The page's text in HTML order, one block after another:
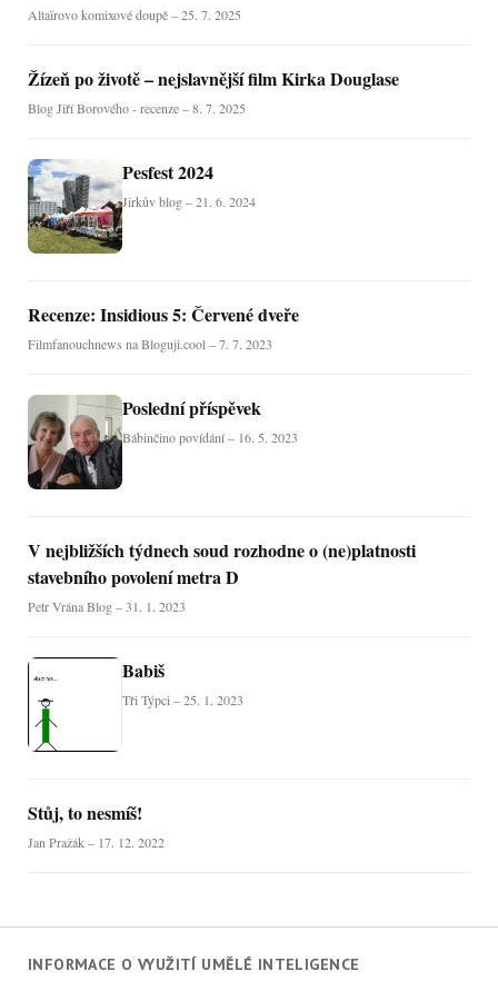
Altaïrovo komixové doupě – 25. 7. 2025
Žízeň po životě – nejslavnější film Kirka Douglase
Blog Jiří Borového - recenze – 8. 7. 2025
Pesfest 2024
Jirkův blog – 21. 6. 2024
Recenze: Insidious 5: Červené dveře
Filmfanouchnews na Bloguji.cool – 7. 7. 2023
Poslední příspěvek
Bábinčino povídání – 16. 5. 2023
V nejbližších týdnech soud rozhodne o (ne)platnosti
stavebního povolení metra D
Petr Vrána Blog – 31. 1. 2023
Babiš
Tři Týpci – 25. 1. 2023
Stůj, to nesmíš!
Jan Pražák – 17. 12. 2022
INFORMACE O VYUŽITÍ UMĚLÉ INTELIGENCE